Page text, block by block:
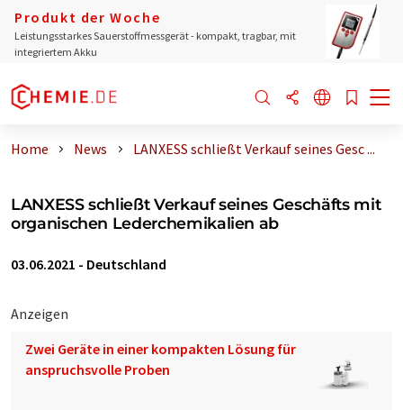
Produkt der Woche
Leistungsstarkes Sauerstoffmessgerät - kompakt, tragbar, mit
integriertem Akku
Home News LANXESS schließt Verkauf seines Gesc ...
LANXESS schließt Verkauf seines Geschäfts mit
organischen Lederchemikalien ab
03.06.2021 - Deutschland
Anzeigen
Zwei Geräte in einer kompakten Lösung für
anspruchsvolle Proben